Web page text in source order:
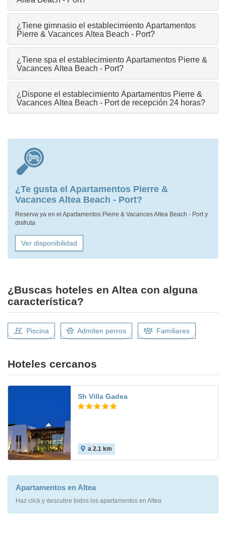
¿Tiene gimnasio el establecimiento Apartamentos
Pierre & Vacances Altea Beach - Port?
¿Tiene spa el establecimiento Apartamentos Pierre &
Vacances Altea Beach - Port?
¿Dispone el establecimiento Apartamentos Pierre &
Vacances Altea Beach - Port de recepción 24 horas?
¿Te gusta el Apartamentos Pierre &
Vacances Altea Beach - Port?
Reserva ya en el Apartamentos Pierre & Vacances Altea Beach - Port y
disfruta
Ver disponibilidad
¿Buscas hoteles en Altea con alguna
característica?
Piscina Admiten perros Familiares
Hoteles cercanos
Sh Villa Gadea
a 2.1 km
Apartamentos en Altea
Haz click y descubre todos los apartamentos en Altea